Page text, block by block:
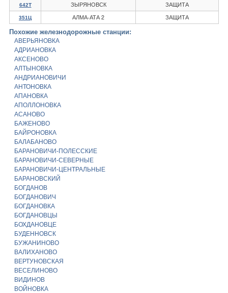
642Т ЗЫРЯНОВСК ЗАЩИТА
351Ц АЛМА-АТА 2 ЗАЩИТА
Похожие железнодорожные станции:
АВЕРЬЯНОВКА
АДРИАНОВКА
АКСЕНОВО
АЛТЫНОВКА
АНДРИАНОВИЧИ
АНТОНОВКА
АПАНОВКА
АПОЛЛОНОВКА
АСАНОВО
БАЖЕНОВО
БАЙРОНОВКА
БАЛАБАНОВО
БАРАНОВИЧИ-ПОЛЕССКИЕ
БАРАНОВИЧИ-СЕВЕРНЫЕ
БАРАНОВИЧИ-ЦЕНТРАЛЬНЫЕ
БАРАНОВСКИЙ
БОГДАНОВ
БОГДАНОВИЧ
БОГДАНОВКА
БОГДАНОВЦЫ
БОХДАНОВЦЕ
БУДЕННОВСК
БУЖАНИНОВО
ВАЛИХАНОВО
ВЕРТУНОВСКАЯ
ВЕСЕЛИНОВО
ВИДИНОВ
ВОЙНОВКА